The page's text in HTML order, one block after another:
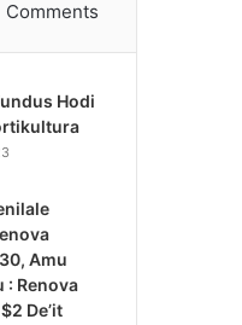
Comments
Hodi
Amu
: Renova
De’it